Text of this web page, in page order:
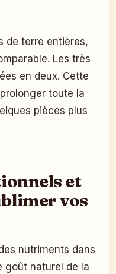
de terre entières,
Les très
en deux. Cette
toute la
pièces plus
et
vos
nutriments dans
goût naturel de la